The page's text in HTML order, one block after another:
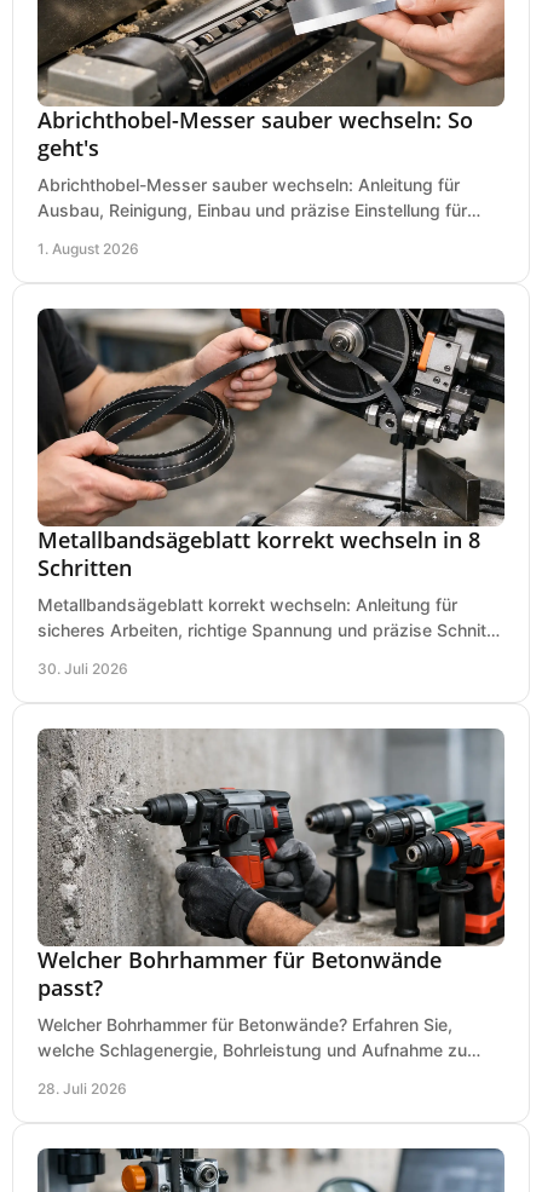
Abrichthobel-Messer sauber wechseln: So
geht's
Abrichthobel-Messer sauber wechseln: Anleitung für
Ausbau, Reinigung, Einbau und präzise Einstellung für
1. August 2026
Metallbandsägeblatt korrekt wechseln in 8
Schritten
Metallbandsägeblatt korrekt wechseln: Anleitung für
sicheres Arbeiten, richtige Spannung und präzise Schnitte
30. Juli 2026
Welcher Bohrhammer für Betonwände
passt?
Welcher Bohrhammer für Betonwände? Erfahren Sie,
welche Schlagenergie, Bohrleistung und Aufnahme zu
28. Juli 2026